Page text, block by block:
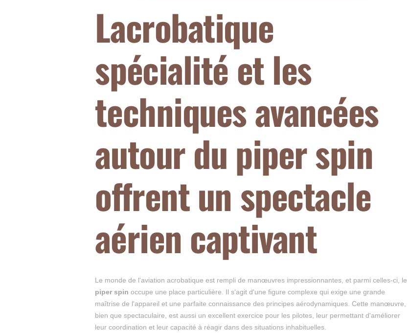
Lacrobatique
spécialité et les
techniques avancées
autour du piper spin
offrent un spectacle
aérien captivant
Le monde de l'aviation acrobatique est rempli de manœuvres impressionnantes, et parmi celles-ci, le
piper spin occupe une place particulière. Il s'agit d'une figure complexe qui exige une grande
maîtrise de l'appareil et une parfaite connaissance des principes aérodynamiques. Cette manœuvre,
bien que spectaculaire, est aussi un excellent exercice pour les pilotes, leur permettant d'améliorer
leur coordination et leur capacité à réagir dans des situations inhabituelles.